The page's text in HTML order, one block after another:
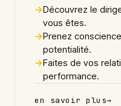
→Découvrez le
vous êtes.
→Prenez
potentialité.
→Faites de vos
performance.
en savoir plus→